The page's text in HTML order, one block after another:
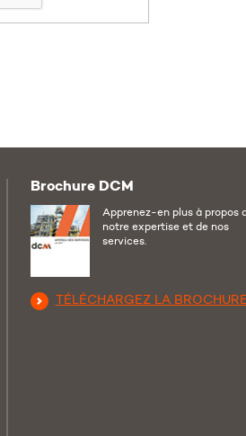
Brochure DCM
Apprenez-en plus à propos
notre expertise et de nos
services.
TÉLÉCHARGEZ LA BROCHURE